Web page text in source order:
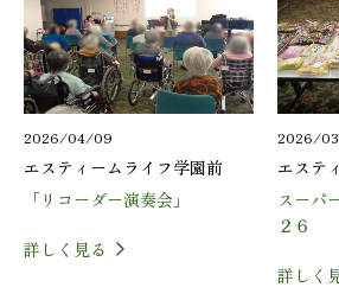
2026/04/09
エスティームライフ学園前
「リコーダー演奏会」
詳しく見る
2026/
エステ
スーパ
２６
詳しく